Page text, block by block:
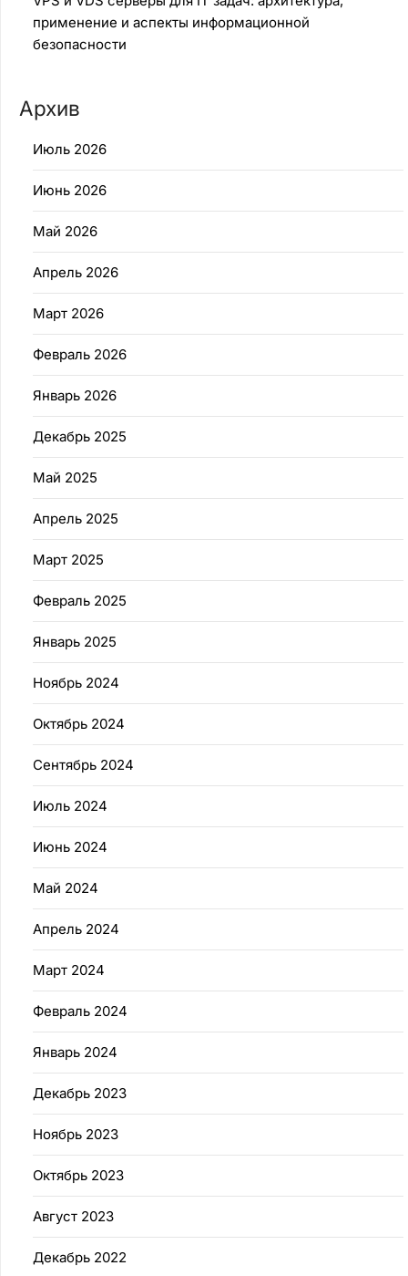
применение и аспекты информационной
безопасности
Архив
Июль 2026
Июнь 2026
Май 2026
Апрель 2026
Март 2026
Февраль 2026
Январь 2026
Декабрь 2025
Май 2025
Апрель 2025
Март 2025
Февраль 2025
Январь 2025
Ноябрь 2024
Октябрь 2024
Сентябрь 2024
Июль 2024
Июнь 2024
Май 2024
Апрель 2024
Март 2024
Февраль 2024
Январь 2024
Декабрь 2023
Ноябрь 2023
Октябрь 2023
Август 2023
Декабрь 2022